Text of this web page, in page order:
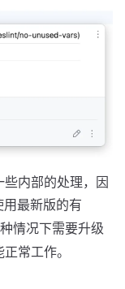
内部的处理，因
用最新版的有
情况下需要升级
常工作。